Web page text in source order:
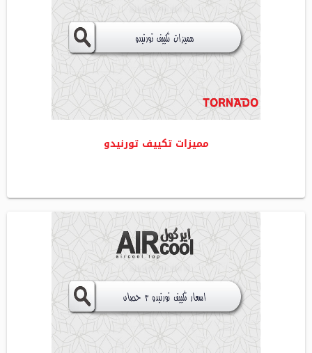
مميزات تكييف تورنيدو